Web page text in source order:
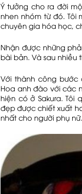
Ý tưởng cho ra đời
nhen nhóm từ đó.
chuyên gia hóa học,
Nhận được những
bài bản. Và sau nhiều
Với thành công bước
Hoa anh đào với các
hiện có ở Sakura.
đẹp được chiết xuất
nhất cho người phụ nữ.